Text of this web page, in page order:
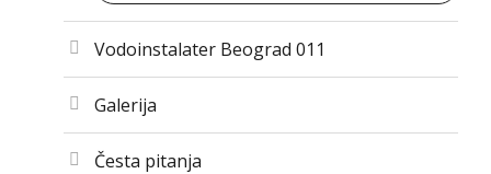
Vodoinstalater Beograd 011
Galerija
Česta pitanja